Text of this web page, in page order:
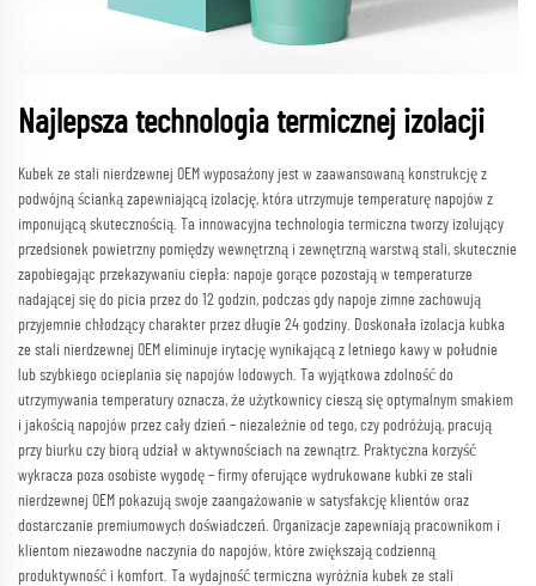
Najlepsza technologia termicznej izolacji
Kubek ze stali nierdzewnej OEM wyposażony jest w zaawansowaną konstrukcję z
podwójną ścianką zapewniającą izolację, która utrzymuje temperaturę napojów z
imponującą skutecznością. Ta innowacyjna technologia termiczna tworzy izolujący
przedsionek powietrzny pomiędzy wewnętrzną i zewnętrzną warstwą stali, skutecznie
zapobiegając przekazywaniu ciepła: napoje gorące pozostają w temperaturze
nadającej się do picia przez do 12 godzin, podczas gdy napoje zimne zachowują
przyjemnie chłodzący charakter przez długie 24 godziny. Doskonała izolacja kubka
ze stali nierdzewnej OEM eliminuje irytację wynikającą z letniego kawy w południe
lub szybkiego ocieplania się napojów lodowych. Ta wyjątkowa zdolność do
utrzymywania temperatury oznacza, że użytkownicy cieszą się optymalnym smakiem
i jakością napojów przez cały dzień – niezależnie od tego, czy podróżują, pracują
przy biurku czy biorą udział w aktywnościach na zewnątrz. Praktyczna korzyść
wykracza poza osobiste wygodę – firmy oferujące wydrukowane kubki ze stali
nierdzewnej OEM pokazują swoje zaangażowanie w satysfakcję klientów oraz
dostarczanie premiumowych doświadczeń. Organizacje zapewniają pracownikom i
klientom niezawodne naczynia do napojów, które zwiększają codzienną
produktywność i komfort. Ta wydajność termiczna wyróżnia kubek ze stali